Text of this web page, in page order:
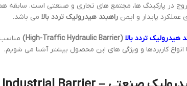
در پارکینگ ها، مجتمع های تجاری و صنعتی است. سابقه
عملکرد پایدار و ایمن راهبند هیدرولیک تردد بالا می باشد.
هیدرولیک تردد بالا (High-Traffic Hydraulic Barrier)
مناسب
انواع کاربردها و ویژگی های این محصول بیشتر آشنا می شویم.